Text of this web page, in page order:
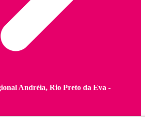
Andréia, Rio Preto da Eva -